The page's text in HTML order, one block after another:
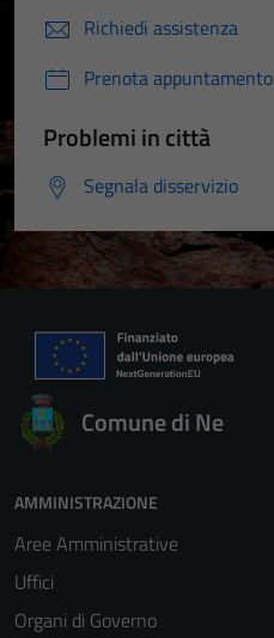
Richiedi assistenza
Prenota appuntamento
Problemi in città
Segnala disservizio
Comune di Ne
AMMINISTRAZIONE
Aree Amministrative
Uffici
Organi di Governo